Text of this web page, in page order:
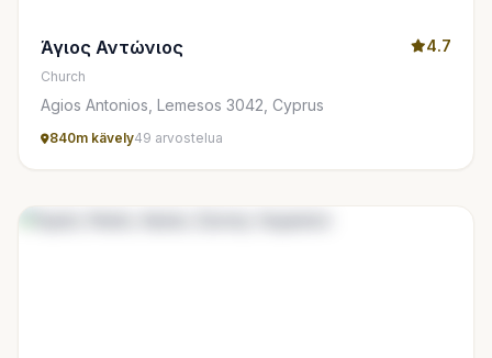
Άγιος Αντώνιος 4.7
Church
Agios Antonios, Lemesos 3042, Cyprus
840m kävely49 arvostelua